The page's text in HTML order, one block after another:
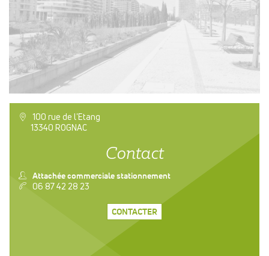
a
100 rue de l'Etang
13340 ROGNAC
Contact
n Attachée commerciale stationnement
v 06 87 42 28 23
CONTACTER